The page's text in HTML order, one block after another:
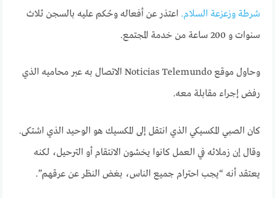
شرطة وزعزعة السلام. اعتذر عن أفعاله وحُكم عليه بالسجن ثلاث
سنوات و 200 ساعة من خدمة المجتمع.
وحاول موقع Noticias Telemundo الاتصال به عبر محاميه الذي
رفض إجراء مقابلة معه.
كان الصبي المكسيكي الذي انتقل إلى المكسيك هو الوحيد الذي اشتكى.
وقال إن زملائه في العمل كانوا يخشون الانتقام أو الترحيل، لكنه
يعتقد أنه “يجب احترام جميع الناس، بغض النظر عن عرقهم”.